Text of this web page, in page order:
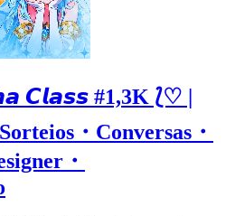
𝘾𝙡𝙖𝙨𝙨 #1,3K ⟅♡ |
・Conversas・
・